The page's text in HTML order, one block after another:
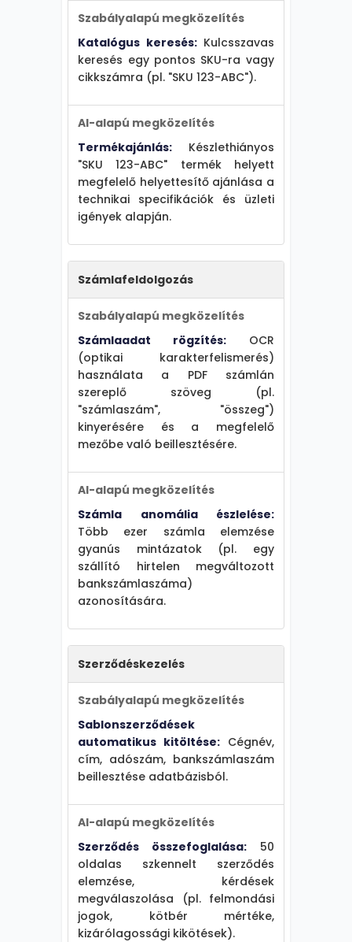
2. Ismételhetőség
Stabil, ismétlődő
folyamatoknál
a hatékony. Példa:
háromirányú egyeztetés
automatikus
jóváhagyása, standard
kérdőív kiküldése.
Dinamikus,
esetspecifikus
helyzetekben az AI ad
többletet. Példa:
kivételkezelés e-mail
tervezettel, helpdesk
chatbot természetes
teljesítményelemzés
előkészítése.
3. Prediktív
képességek
Egyértelmű feltételek
szabályalapú logika
elegendő. Példa:
figyelmeztetés
dokumentum lejáratkor
vagy határérték
túllépésekor.
Trendfelismerés,
előrejelzés AI-t igényel.
Példa: beszállítói
kockázatértékelés hírek
monitorozásával,
gyanús mintázatok
bankszámlaváltozás
alapján, strukturálatlan
megjegyzések elemzése.
4. Magyarázhatóság
Ha teljes auditálhatóság
kritikus, szabályalapú
automatizáció javasolt.
Példa: dokumentum-
validálás egyértelmű
szabályokkal,
automatikus
Szabályalapú megközelítés
Katalógus keresés:Kulcsszavas
keresés egy pontos SKU-ra vagy
cikkszámra (pl. "SKU 123-ABC").
AI-alapú megközelítés
Termékajánlás: Készlethiányos
"SKU 123-ABC" termék helyett
megfelelő helyettesítő ajánlása a
technikai specifikációk és üzleti
igények alapján.
Számlafeldolgozás
Szabályalapú megközelítés
Számlaadat rögzítés: OCR
(optikai karakterfelismerés)
használata a PDF számlán
szereplő szöveg (pl.
"számlaszám", "összeg")
kinyerésére és a megfelelő
mezőbe való beillesztésére.
AI-alapú megközelítés
Számla anomália észlelése:
Több ezer számla elemzése
gyanús mintázatok (pl. egy
szállító hirtelen megváltozott
bankszámlaszáma)
azonosítására.
Szerződéskezelés
Szabályalapú megközelítés
Sablonszerződések
automatikus kitöltése: Cégnév,
cím, adószám, bankszámlaszám
beillesztése adatbázisból.
AI-alapú megközelítés
Szerződés összefoglalása: 50
oldalas szkennelt szerződés
elemzése, kérdések
megválaszolása (pl. felmondási
jogok, kötbér mértéke,
kizárólagossági kikötések).